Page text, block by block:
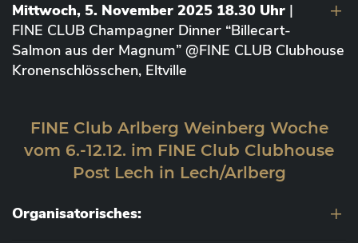
Mittwoch, 5. November 2025 18.30 Uhr |
FINE CLUB Champagner Dinner “Billecart-
Salmon aus der Magnum” @FINE CLUB Clubhouse
Kronenschlösschen, Eltville
FINE Club Arlberg Weinberg Woche
vom 6.-12.12. im FINE Club Clubhouse
Post Lech in Lech/Arlberg
Organisatorisches: